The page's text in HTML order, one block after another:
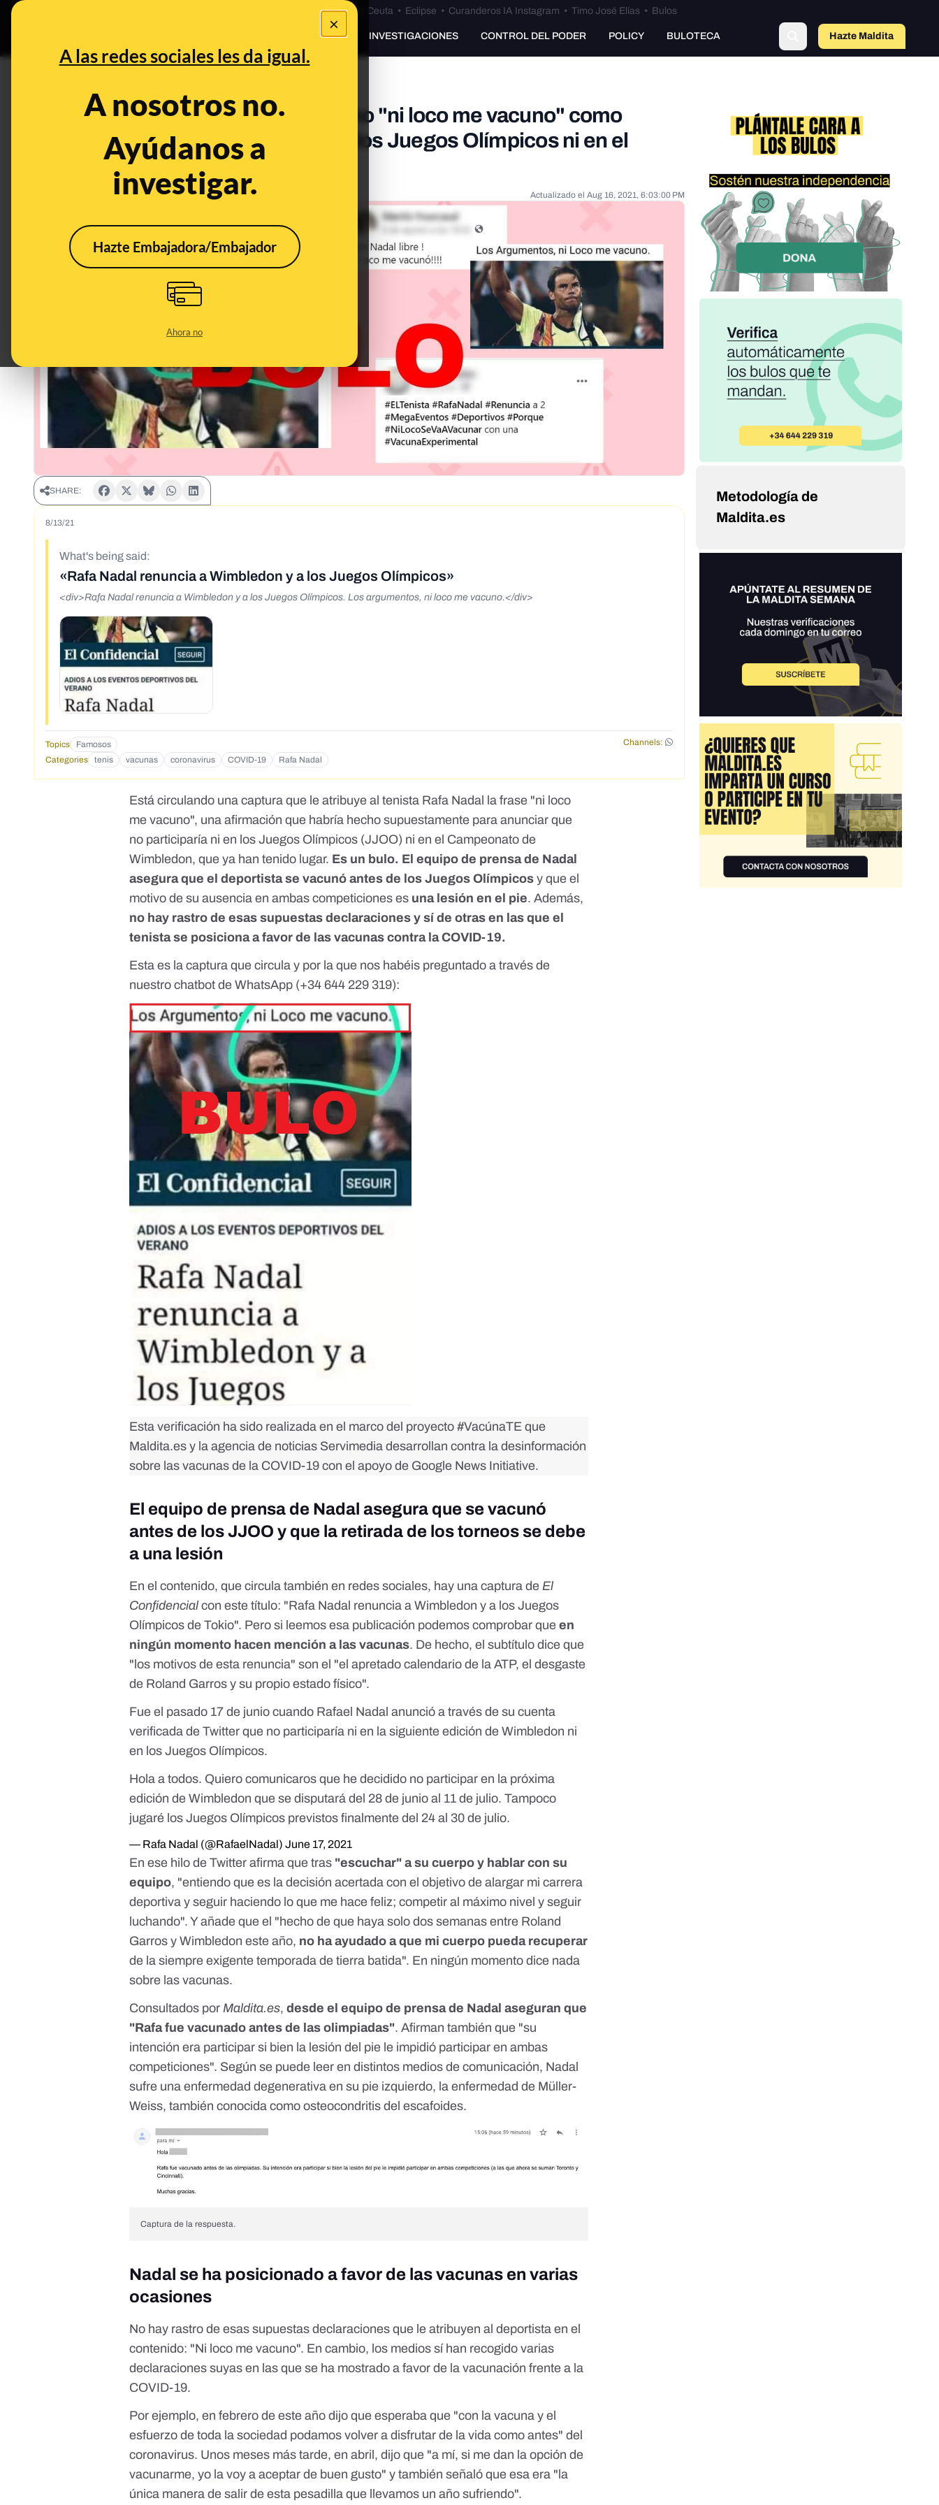
×
A las redes sociales les da igual.
A nosotros no.
Ayúdanos a
investigar.
Hazte Embajadora/Embajador
Ahora no
Especial Ceuta•Bulos Ceuta • Eclipse • Curanderos IA Instagram • Timo José Elías • Bulos
PREBUNKING INVESTIGACIONES CONTROL DEL PODER POLICY BULOTECA Hazte Maldito
No, el tenista Rafa Nadal no ha dicho "ni loco me vacuno" como
argumento para no participar ni en los Juegos Olímpicos ni en el
Campeonato de Wimbledon
Aug 16, 2021, 6:03:00 PM Actualizado el Aug 16, 2021, 6:03:00 PM
SHARE:
8/13/21
What's being said:
«Rafa Nadal renuncia a Wimbledon y a los Juegos Olímpicos»
<div>Rafa Nadal renuncia a Wimbledon y a los Juegos Olímpicos. Los argumentos, ni loco me vacuno.</div>
Topics Famosos
Channels:
Categories
tenis vacunas coronavirus COVID-19 Rafa Nadal
Está circulando una captura que le atribuye al tenista Rafa Nadal la frase "ni loco
me vacuno", una afirmación que habría hecho supuestamente para anunciar que
no participaría ni en los Juegos Olímpicos (JJOO) ni en el Campeonato de
Wimbledon, que ya han tenido lugar. Es un bulo. El equipo de prensa de Nadal
asegura que el deportista se vacunó antes de los Juegos Olímpicos y que el
motivo de su ausencia en ambas competiciones es una lesión en el pie. Además,
no hay rastro de esas supuestas declaraciones y sí de otras en las que el
tenista se posiciona a favor de las vacunas contra la COVID-19.
Esta es la captura que circula y por la que nos habéis preguntado a través de
nuestro chatbot de WhatsApp (+34 644 229 319):
Esta verificación ha sido realizada en el marco del proyecto#VacúnaTE que
Maldita.es y la agencia de noticias Servimedia desarrollan contra la desinformación
sobre las vacunas de la COVID-19 con el apoyo de Google News Initiative.
El equipo de prensa de Nadal asegura que se vacunó
antes de los JJOO y que la retirada de los torneos se debe
a una lesión
En el contenido, que circula también en redes sociales, hay una captura de El
Confidencialcon este título: "Rafa Nadal renuncia a Wimbledon y a los Juegos
Olímpicos de Tokio". Pero si leemos esa publicación podemos comprobar queen
ningún momento hacen mención a las vacunas. De hecho, el subtítulo dice que
"los motivos de esta renuncia" son el "el apretado calendario de la ATP, el desgaste
de Roland Garros y su propio estado físico".
Fue el pasado 17 de junio cuando Rafael Nadal anunció a través de su cuenta
verificada de Twitter que no participaría ni en la siguiente edición de Wimbledon ni
en los Juegos Olímpicos.
Hola a todos. Quiero comunicaros que he decidido no participar en la próxima
edición de Wimbledon que se disputará del 28 de junio al 11 de julio. Tampoco
jugaré los Juegos Olímpicos previstos finalmente del 24 al 30 de julio.
— Rafa Nadal (@RafaelNadal)June 17, 2021
En ese hilo de Twitter afirma que tras "escuchar" a su cuerpo y hablar con su
equipo, "entiendo que es la decisión acertada con el objetivo de alargar mi carrera
deportiva y seguir haciendo lo que me hace feliz; competir al máximo nivel y seguir
luchando". Y añade que el "hecho de que haya solo dos semanas entre Roland
Garros y Wimbledon este año, no ha ayudado a que mi cuerpo pueda recuperar
de la siempre exigente temporada de tierra batida". En ningún momento dice nada
sobre las vacunas.
Consultados por Maldita.es,desde el equipo de prensa de Nadal aseguran que
"Rafa fue vacunado antes de las olimpiadas". Afirman también que "su
intención era participar si bien la lesión del pie le impidió participar en ambas
competiciones". Según se puede leer en distintos medios de comunicación, Nadal
sufre una enfermedad degenerativa en su pie izquierdo, la enfermedad de Müller-
Weiss, también conocida como osteocondritis del escafoides.
Captura de la respuesta.
Nadal se ha posicionado a favor de las vacunas en varias
ocasiones
No hay rastro de esas supuestas declaraciones que le atribuyen al deportista en el
contenido: "Ni loco me vacuno". En cambio, los medios sí han recogido varias
declaraciones suyas en las que se ha mostrado a favor de la vacunación frente a la
COVID-19.
Por ejemplo, en febrero de este año dijo que esperaba que "con la vacuna y el
esfuerzo de toda la sociedad podamos volver a disfrutar de la vida como antes" del
coronavirus. Unos meses más tarde, en abril, dijo que "a mí, si me dan la opción de
vacunarme, yo la voy a aceptar de buen gusto" y también señaló que esa era "la
única manera de salir de esta pesadilla que llevamos un año sufriendo".
Metodología de
Maldita.es